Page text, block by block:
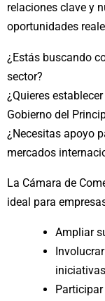
relaciones clave y
oportunidades
¿Estás buscando
sector?
¿Quieres
Gobierno del
¿Necesitas apoyo
mercados
La Cámara de
ideal para
Ampliar